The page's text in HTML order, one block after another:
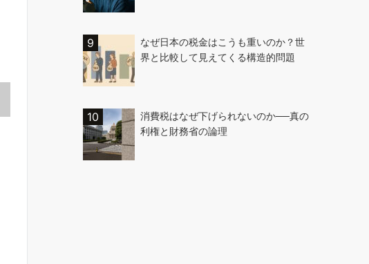
なぜ日本の税金はこうも重いのか？世
界と比較して見えてくる構造的問題
消費税はなぜ下げられないのか──真の
利権と財務省の論理